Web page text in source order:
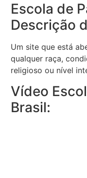
Escola de
Descrição
Um site que está
qualquer raça,
religioso ou nível
Vídeo
Brasil: